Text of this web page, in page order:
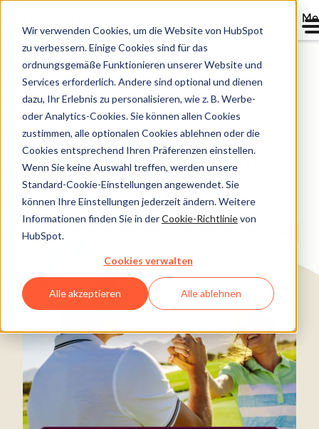
Wir verwenden Cookies, um die Website von HubSpot
zu verbessern. Einige Cookies sind für das
ordnungsgemäße Funktionieren unserer Website und
Services erforderlich. Andere sind optional und dienen
dazu, Ihr Erlebnis zu personalisieren, wie z. B. Werbe-
oder Analytics-Cookies. Sie können allen Cookies
zustimmen, alle optionalen Cookies ablehnen oder die
Cookies entsprechend Ihren Präferenzen einstellen.
Wenn Sie keine Auswahl treffen, werden unsere
Standard-Cookie-Einstellungen angewendet. Sie
können Ihre Einstellungen jederzeit ändern. Weitere
Informationen finden Sie in derCookie-Richtlinievon
HubSpot.
Cookies verwalten
Alle akzeptieren Alle ablehnen
Verzeichnis
DGV revolutioniert mit
HubSpot-CRM den
Golfsport
Sport und Fitness
Mittelständische Unternehmen (25–200 Mitarbeitende)